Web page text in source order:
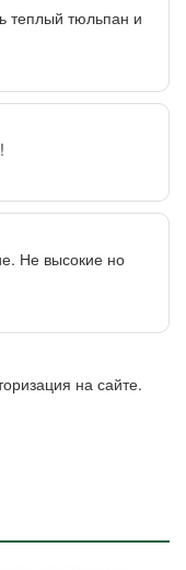
теплый тюльпан и
Не высокие но
на сайте.